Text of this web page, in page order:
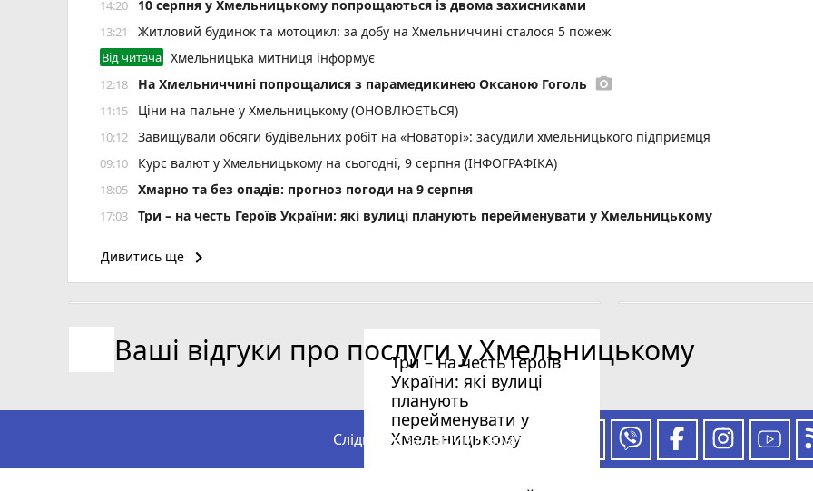
14:20 10 серпня у Хмельницькому попрощаються із двома захисниками
13:21 Житловий будинок та мотоцикл: за добу на Хмельниччині сталося 5 пожеж
Від читача Хмельницька митниця інформує
12:18 На Хмельниччині попрощалися з парамедикинею Оксаною Гоголь photo_camera
11:15 Ціни на пальне у Хмельницькому (ОНОВЛЮЄТЬСЯ)
10:12 Завищували обсяги будівельних робіт на «Новаторі»: засудили хмельницького підприємця
09:10 Курс валют у Хмельницькому на сьогодні, 9 серпня (ІНФОГРАФІКА)
18:05 Хмарно та без опадів: прогноз погоди на 9 серпня
17:03 Три – на честь Героїв України: які вулиці планують перейменувати у Хмельницькому
Дивитись ще keyboard_arrow_right
Три – на честь Героїв
України: які вулиці
планують
перейменувати у
Хмельницькому
Ваші відгуки про послуги у Хмельницькому
Слідкуйте за нашими новинами